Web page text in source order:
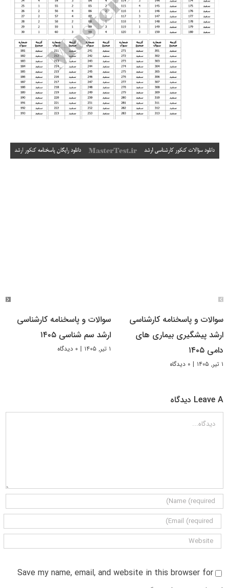
سوالات و پاسخنامه کارشناسی
ارشد پیشگیری بیماری های
دامی ۱۴۰۵
۱ تیر, ۱۴۰۵ | ۰ دیدگاه
سوالات و پاسخنامه کارشناسی
ارشد سم شناسی ۱۴۰۵
۱ تیر, ۱۴۰۵ | ۰ دیدگاه
Leave A دیدگاه
دیدگاه
Save my name, email, and website in this browser for